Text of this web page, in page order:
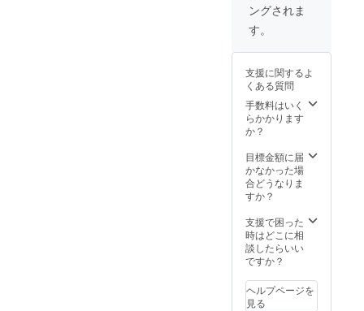
ングされま
す。
支援に関するよ
くある質問
手数料はいく
らかかります
か？
目標金額に届
かなかった場
合どうなりま
すか？
支援で困った
時はどこに相
談したらいい
ですか？
ヘルプページを
見る